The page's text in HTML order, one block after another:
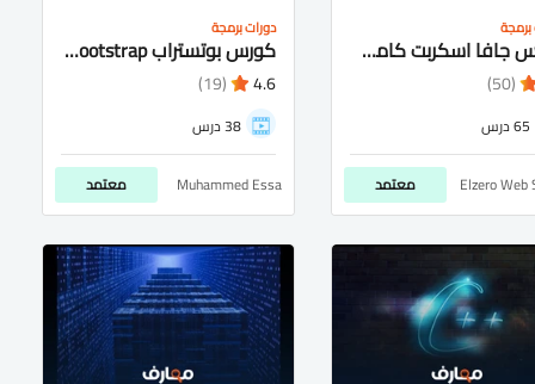
كورس جافا اسكربت كامل شرح عربى للمبتدئيين
(50)
65 درس
Elzero Web معتمد
دورات برمجة
كورس بوتستراب bootstrap شرح عربى كامل للمتبدئيين
4.6
(19)
38 درس
Muhammed Essa معتمد